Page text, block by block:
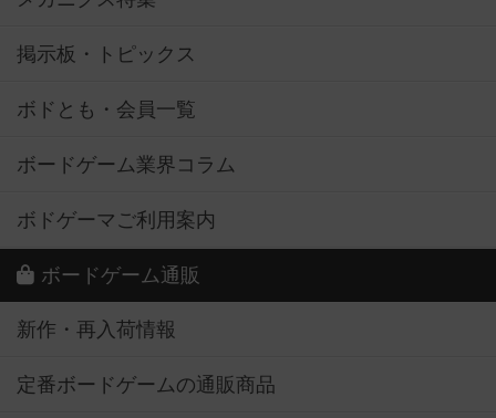
掲示板・トピックス
ボドとも・会員一覧
ボードゲーム業界コラム
ボドゲーマご利用案内
ボードゲーム通販
新作・再入荷情報
定番ボードゲームの通販商品